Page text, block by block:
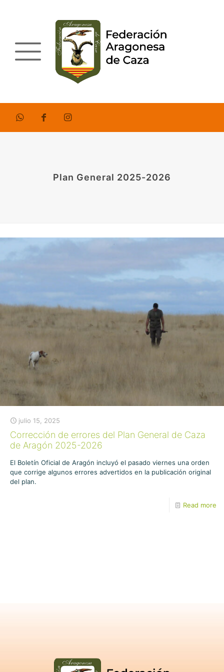
Plan General 2025-2026
julio 15, 2025
Corrección de errores del Plan General de Caza
de Aragón 2025-2026
El Boletín Oficial de Aragón incluyó el pasado viernes una orden
que corrige algunos errores advertidos en la publicación original
del plan.
Read more